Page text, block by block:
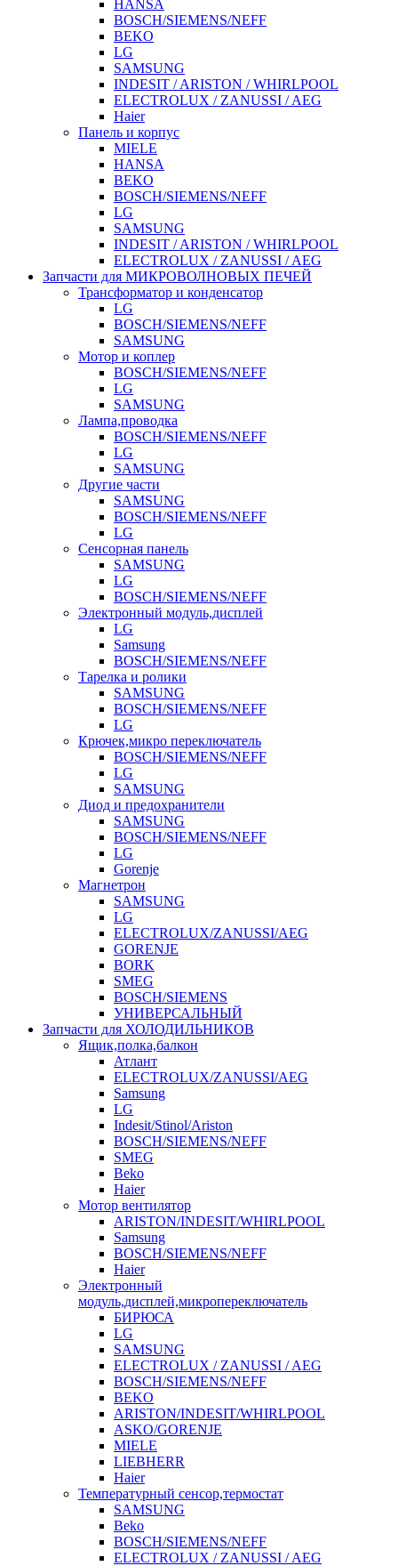
HANSA
BOSCH/SIEMENS/NEFF
BEKO
LG
SAMSUNG
INDESIT / ARISTON / WHIRLPOOL
ELECTROLUX / ZANUSSI / AEG
Haier
Панель и корпус
MIELE
HANSA
BEKO
BOSCH/SIEMENS/NEFF
LG
SAMSUNG
INDESIT / ARISTON / WHIRLPOOL
ELECTROLUX / ZANUSSI / AEG
Запчасти для МИКРОВОЛНОВЫХ ПЕЧЕЙ
Трансформатор и конденсатор
LG
BOSCH/SIEMENS/NEFF
SAMSUNG
Мотор и коплер
BOSCH/SIEMENS/NEFF
LG
SAMSUNG
Лампа,проводка
BOSCH/SIEMENS/NEFF
LG
SAMSUNG
Другие части
SAMSUNG
BOSCH/SIEMENS/NEFF
LG
Сенсорная панель
SAMSUNG
LG
BOSCH/SIEMENS/NEFF
Электронный модуль,дисплей
LG
Samsung
BOSCH/SIEMENS/NEFF
Тарелка и ролики
SAMSUNG
BOSCH/SIEMENS/NEFF
LG
Крючек,микро переключатель
BOSCH/SIEMENS/NEFF
LG
SAMSUNG
Диод и предохранители
SAMSUNG
BOSCH/SIEMENS/NEFF
LG
Gorenje
Магнетрон
SAMSUNG
LG
ELECTROLUX/ZANUSSI/AEG
GORENJE
BORK
SMEG
BOSCH/SIEMENS
УНИВЕРСАЛЬНЫЙ
Запчасти для ХОЛОДИЛЬНИКОВ
Ящик,полка,балкон
Атлант
ELECTROLUX/ZANUSSI/AEG
Samsung
LG
Indesit/Stinol/Ariston
BOSCH/SIEMENS/NEFF
SMEG
Beko
Haier
Мотор вентилятор
ARISTON/INDESIT/WHIRLPOOL
Samsung
BOSCH/SIEMENS/NEFF
Haier
Электронный
модуль,дисплей,микропереключатель
БИРЮСА
LG
SAMSUNG
ELECTROLUX / ZANUSSI / AEG
BOSCH/SIEMENS/NEFF
BEKO
ARISTON/INDESIT/WHIRLPOOL
ASKO/GORENJE
MIELE
LIEBHERR
Haier
Температурный сенсор,термостат
SAMSUNG
Beko
BOSCH/SIEMENS/NEFF
ELECTROLUX / ZANUSSI / AEG